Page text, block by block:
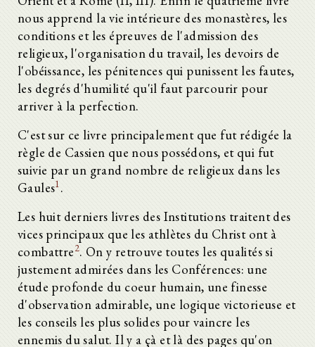
nous apprend la vie intérieure des monastères, les
conditions et les épreuves de l'admission des
religieux, l'organisation du travail, les devoirs de
l'obéissance, les pénitences qui punissent les fautes,
les degrés d'humilité qu'il faut parcourir pour
arriver à la perfection.
C'est sur ce livre principalement que fut rédigée la
règle de Cassien que nous possédons, et qui fut
suivie par un grand nombre de religieux dans les
Gaules1.
Les huit derniers livres des Institutions traitent des
vices principaux que les athlètes du Christ ont à
combattre2. On y retrouve toutes les qualités si
justement admirées dans les Conférences: une
étude profonde du coeur humain, une finesse
d'observation admirable, une logique victorieuse et
les conseils les plus solides pour vaincre les
ennemis du salut. Il y a çà et là des pages qu'on